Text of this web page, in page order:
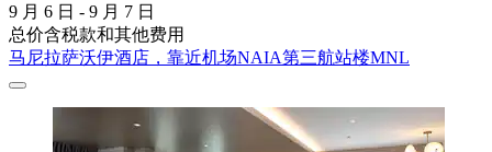
9 月 6 日 - 9 月 7 日
总价含税款和其他费用
马尼拉萨沃伊酒店，靠近机场NAIA第三航站楼MNL